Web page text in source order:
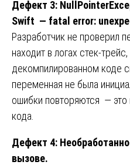
Дефект 3:
Swift — fatal error:
Разработчик не проверил
находит в логах стек-
декомпилированном коде
переменная не была
ошибки повторяются — это
кода.
Дефект 4:
вызове.